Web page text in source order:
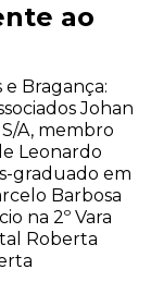
ao
Bragança:
Johan
A, membro
Leonardo
graduado em
Barbosa
na 2º Vara
Roberta